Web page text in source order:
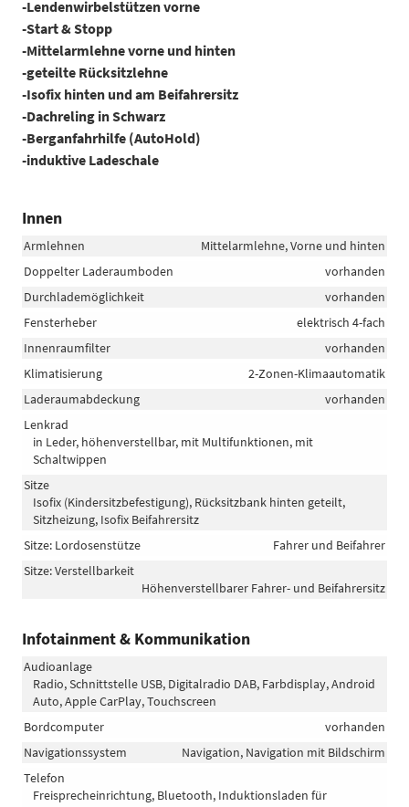
-Lendenwirbelstützen vorne
-Start & Stopp
-Mittelarmlehne vorne und hinten
-geteilte Rücksitzlehne
-Isofix hinten und am Beifahrersitz
-Dachreling in Schwarz
-Berganfahrhilfe (AutoHold)
-induktive Ladeschale
Innen
Armlehnen
Mittelarmlehne, Vorne und hinten
Doppelter Laderaumboden
vorhanden
Durchlademöglichkeit
vorhanden
Fensterheber
elektrisch 4-fach
Innenraumfilter
vorhanden
Klimatisierung
2-Zonen-Klimaautomatik
Laderaumabdeckung
vorhanden
Lenkrad
in Leder, höhenverstellbar, mit Multifunktionen, mit
Schaltwippen
Sitze
Isofix (Kindersitzbefestigung), Rücksitzbank hinten geteilt,
Sitzheizung, Isofix Beifahrersitz
Sitze: Lordosenstütze
Fahrer und Beifahrer
Sitze: Verstellbarkeit
Höhenverstellbarer Fahrer- und Beifahrersitz
Infotainment & Kommunikation
Audioanlage
Radio, Schnittstelle USB, Digitalradio DAB, Farbdisplay, Android
Auto, Apple CarPlay, Touchscreen
Bordcomputer
vorhanden
Navigationssystem
Navigation, Navigation mit Bildschirm
Telefon
Freisprecheinrichtung, Bluetooth, Induktionsladen für